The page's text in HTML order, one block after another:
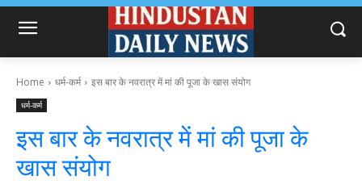
Home धर्म-कर्म इस बार के नवरात्र में मां की पूजा के खास संयोग
धर्म-कर्म
इस बार के नवरात्र में मां की पूजा के
खास संयोग